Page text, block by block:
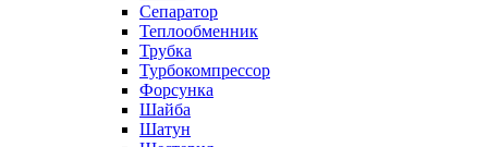
Сепаратор
Теплообменник
Трубка
Турбокомпрессор
Форсунка
Шайба
Шатун